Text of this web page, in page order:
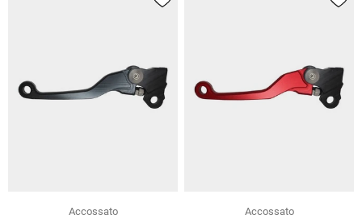
Accossato
Accossato